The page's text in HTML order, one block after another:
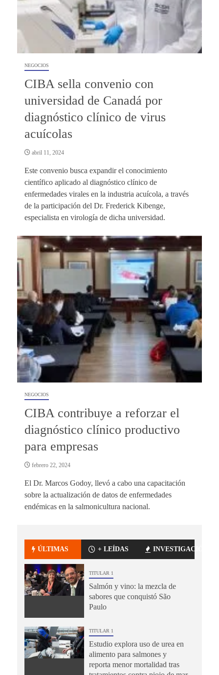
NEGOCIOS
CIBA sella convenio con
universidad de Canadá por
diagnóstico clínico de virus
acuícolas
abril 11, 2024
Este convenio busca expandir el conocimiento
científico aplicado al diagnóstico clínico de
enfermedades virales en la industria acuícola, a través
de la participación del Dr. Frederick Kibenge,
especialista en virología de dicha universidad.
NEGOCIOS
CIBA contribuye a reforzar el
diagnóstico clínico productivo
para empresas
febrero 22, 2024
El Dr. Marcos Godoy, llevó a cabo una capacitación
sobre la actualización de datos de enfermedades
endémicas en la salmonicultura nacional.
ÚLTIMAS + LEÍDAS INVESTIGACIÓN
TITULAR 1
Salmón y vino: la mezcla de
sabores que conquistó São
Paulo
TITULAR 1
Estudio explora uso de urea en
alimento para salmones y
reporta menor mortalidad tras